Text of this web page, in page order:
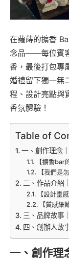
在蘿蒔的擴香
念品——每位賓
香，最後打包專
婚禮留下獨一無
程、設計亮點與
香氛體驗！
Table of
一、創作理念
【擴香bar
【我們是
二、作品介紹
【設計靈
【質感細
三、品牌故事
四、創辦人故
一、創作理